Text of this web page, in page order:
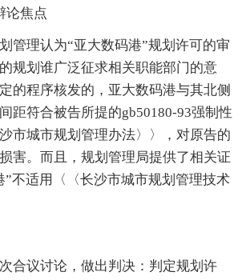
论焦点
管理认为“亚大数码港”规划许可的审
规划谁广泛征求相关职能部门的意
的程序核发的，亚大数码港与其北侧
距符合被告所提的gb50180-93强制性
市城市规划管理办法〉〉，对原告的
害。而且，规划管理局提供了相关证
”不适用〈〈长沙市城市规划管理技术
合议讨论，做出判决：判定规划许